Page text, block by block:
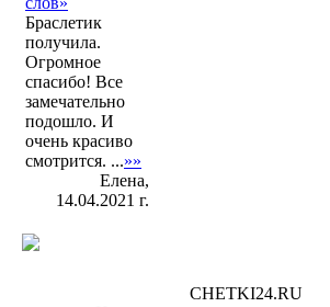
Браслетик
получила.
Огромное
спасибо! Все
замечательно
подошло. И
очень красиво
смотрится. ...»»
Елена,
14.04.2021 г.
CHETKI24.RU